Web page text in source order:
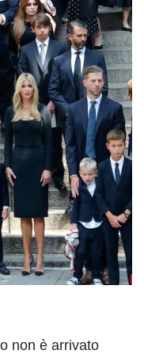
non è arrivato